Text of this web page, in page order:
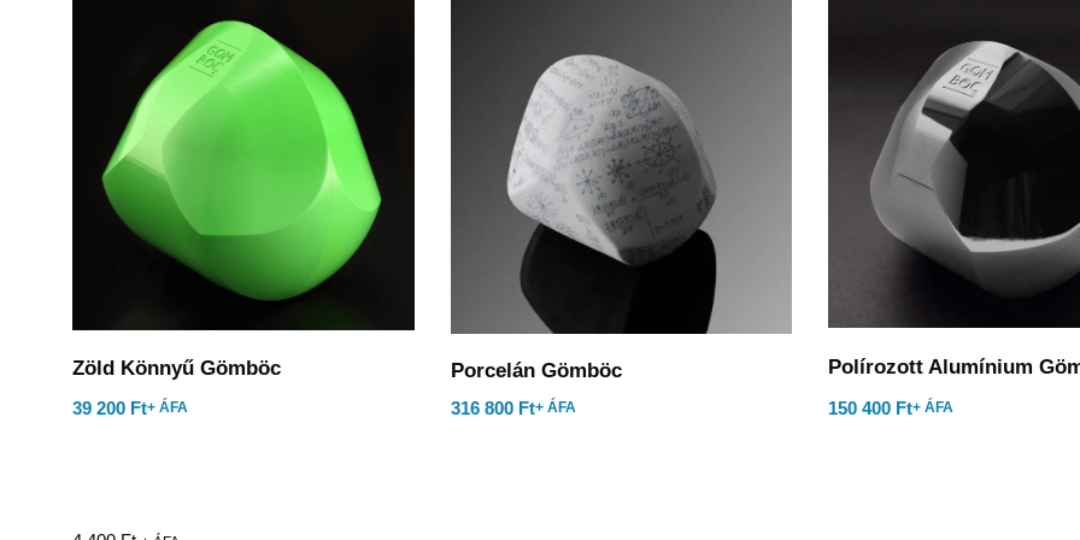
Zöld Könnyű Gömböc
39 200 Ft+ ÁFA
Porcelán Gömböc
316 800 Ft+ ÁFA
Polírozott Alumínium
150 400 Ft+ ÁFA